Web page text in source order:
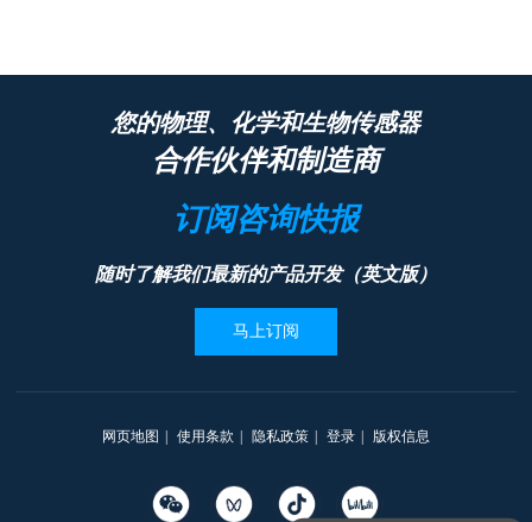
您的物理、化学和生物传感器
合作伙伴和制造商
订阅咨询快报
随时了解我们最新的产品开发（英文版）
马上订阅
网页地图 | 使用条款 | 隐私政策 | 登录 | 版权信息